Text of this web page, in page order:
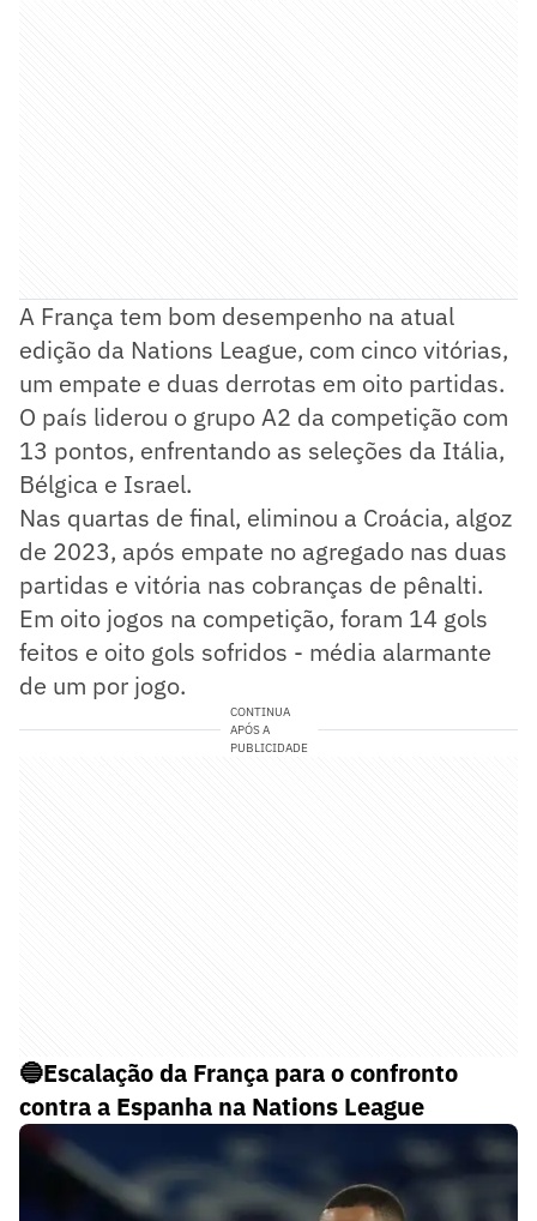
A França tem bom desempenho na atual
edição da Nations League, com cinco vitórias,
um empate e duas derrotas em oito partidas.
O país liderou o grupo A2 da competição com
13 pontos, enfrentando as seleções da Itália,
Bélgica e Israel.
Nas quartas de final, eliminou a Croácia, algoz
de 2023, após empate no agregado nas duas
partidas e vitória nas cobranças de pênalti.
Em oito jogos na competição, foram 14 gols
feitos e oito gols sofridos - média alarmante
de um por jogo.
CONTINUA
APÓS A
PUBLICIDADE
🔵Escalação da França para o confronto
contra a Espanha na Nations League